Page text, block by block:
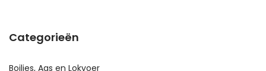
Categorieën
Boilies, Aas en Lokvoer